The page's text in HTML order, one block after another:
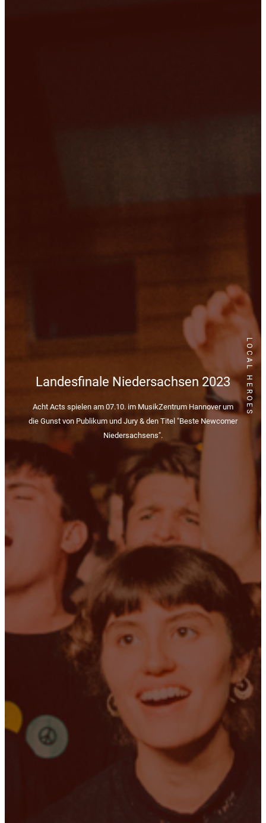
LOCAL HEROES
Landesfinale Niedersachsen 2023
Acht Acts spielen am 07.10. im MusikZentrum Hannover um
die Gunst von Publikum und Jury & den Titel "Beste Newcomer
Niedersachsens".